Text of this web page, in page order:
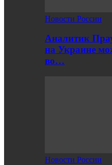
Новости России
Аналитик
на Украине
во…
Новости России